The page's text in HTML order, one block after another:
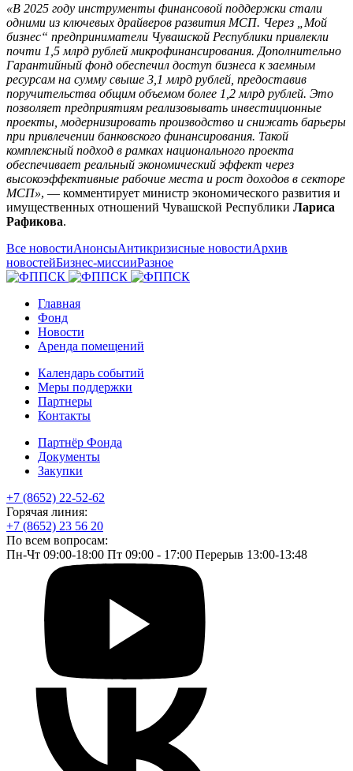
«В 2025 году инструменты финансовой поддержки стали
одними из ключевых драйверов развития МСП. Через „Мой
бизнес“ предприниматели Чувашской Республики привлекли
почти 1,5 млрд рублей микрофинансирования. Дополнительно
Гарантийный фонд обеспечил доступ бизнеса к заемным
ресурсам на сумму свыше 3,1 млрд рублей, предоставив
поручительства общим объемом более 1,2 млрд рублей. Это
позволяет предприятиям реализовывать инвестиционные
проекты, модернизировать производство и снижать барьеры
при привлечении банковского финансирования. Такой
комплексный подход в рамках национального проекта
обеспечивает реальный экономический эффект через
высокоэффективные рабочие места и рост доходов в секторе
МСП», — комментирует министр экономического развития и
имущественных отношений Чувашской Республики Лариса
Рафикова.
Все новостиАнонсыАнтикризисные новостиАрхив
новостейБизнес-миссииРазное
Главная
Фонд
Новости
Аренда помещений
Календарь событий
Меры поддержки
Партнеры
Контакты
Партнёр Фонда
Документы
Закупки
+7 (8652) 22-52-62
Горячая линия:
+7 (8652) 23 56 20
По всем вопросам:
Пн-Чт 09:00-18:00 Пт 09:00 - 17:00 Перерыв 13:00-13:48